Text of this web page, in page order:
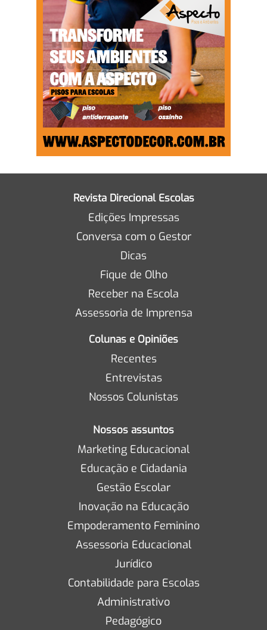
Revista Direcional Escolas
Edições Impressas
Conversa com o Gestor
Dicas
Fique de Olho
Receber na Escola
Assessoria de Imprensa
Colunas e Opiniões
Recentes
Entrevistas
Nossos Colunistas
Nossos assuntos
Marketing Educacional
Educação e Cidadania
Gestão Escolar
Inovação na Educação
Empoderamento Feminino
Assessoria Educacional
Jurídico
Contabilidade para Escolas
Administrativo
Pedagógico